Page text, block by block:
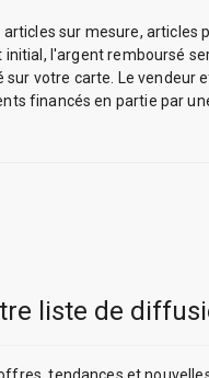
sur mesure, articles
l'argent remboursé
sur votre carte. Le vendeur
financés en partie par
liste de